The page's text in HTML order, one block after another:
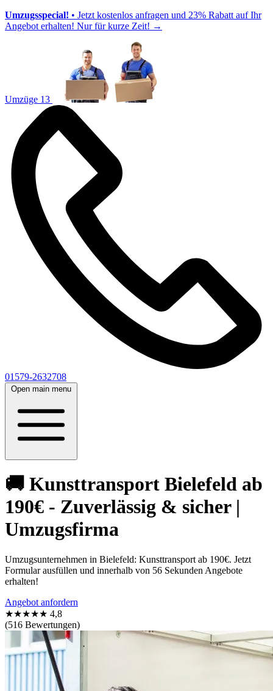
Umzugsspecial! • Jetzt kostenlos anfragen und 23% Rabatt auf Ihr
Angebot erhalten! Nur für kurze Zeit! →
Umzüge 13
01579-2632708
Open main menu
🚚 Kunsttransport Bielefeld ab
190€ - Zuverlässig & sicher |
Umzugsfirma
Umzugsunternehmen in Bielefeld: Kunsttransport ab 190€. Jetzt
Formular ausfüllen und innerhalb von 56 Sekunden Angebote
erhalten!
Angebot anfordern
★★★★★ 4,8
(516 Bewertungen)